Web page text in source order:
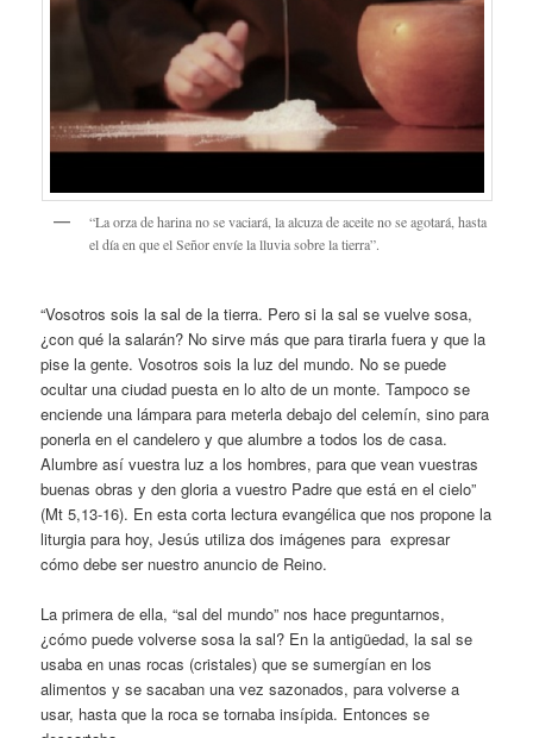
“La orza de harina no se vaciará, la alcuza de aceite no se agotará, hasta
el día en que el Señor envíe la lluvia sobre la tierra”.
“Vosotros sois la sal de la tierra. Pero si la sal se vuelve sosa,
¿con qué la salarán? No sirve más que para tirarla fuera y que la
pise la gente. Vosotros sois la luz del mundo. No se puede
ocultar una ciudad puesta en lo alto de un monte. Tampoco se
enciende una lámpara para meterla debajo del celemín, sino para
ponerla en el candelero y que alumbre a todos los de casa.
Alumbre así vuestra luz a los hombres, para que vean vuestras
buenas obras y den gloria a vuestro Padre que está en el cielo”
(Mt 5,13-16). En esta corta lectura evangélica que nos propone la
liturgia para hoy, Jesús utiliza dos imágenes para expresar
cómo debe ser nuestro anuncio de Reino.
La primera de ella, “sal del mundo” nos hace preguntarnos,
¿cómo puede volverse sosa la sal? En la antigüedad, la sal se
usaba en unas rocas (cristales) que se sumergían en los
alimentos y se sacaban una vez sazonados, para volverse a
usar, hasta que la roca se tornaba insípida. Entonces se